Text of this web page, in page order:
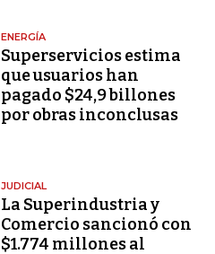
ENERGÍA
Superservicios estima
que usuarios han
pagado $24,9 billones
por obras inconclusas
JUDICIAL
La Superindustria y
Comercio sancionó con
$1.774 millones al